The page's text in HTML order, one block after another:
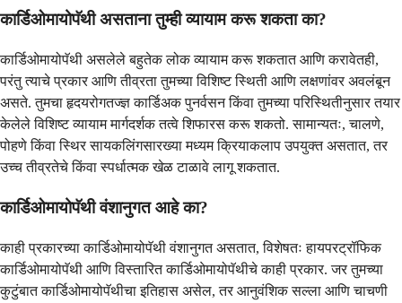
कार्डिओमायोपॅथी असताना तुम्ही व्यायाम करू शकता का?
कार्डिओमायोपॅथी असलेले बहुतेक लोक व्यायाम करू शकतात आणि करावेतही,
परंतु त्याचे प्रकार आणि तीव्रता तुमच्या विशिष्ट स्थिती आणि लक्षणांवर अवलंबून
असते. तुमचा हृदयरोगतज्ज्ञ कार्डिअक पुनर्वसन किंवा तुमच्या परिस्थितीनुसार तयार
केलेले विशिष्ट व्यायाम मार्गदर्शक तत्वे शिफारस करू शकतो. सामान्यतः, चालणे,
पोहणे किंवा स्थिर सायकलिंगसारख्या मध्यम क्रियाकलाप उपयुक्त असतात, तर
उच्च तीव्रतेचे किंवा स्पर्धात्मक खेळ टाळावे लागू शकतात.
कार्डिओमायोपॅथी वंशानुगत आहे का?
काही प्रकारच्या कार्डिओमायोपॅथी वंशानुगत असतात, विशेषतः हायपरट्रॉफिक
कार्डिओमायोपॅथी आणि विस्तारित कार्डिओमायोपॅथीचे काही प्रकार. जर तुमच्या
कुटुंबात कार्डिओमायोपॅथीचा इतिहास असेल, तर आनुवंशिक सल्ला आणि चाचणी